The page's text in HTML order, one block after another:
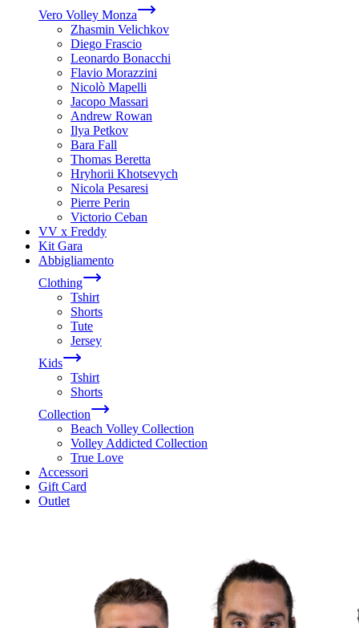
Vero Volley Monza
Zhasmin Velichkov
Diego Frascio
Leonardo Bonacchi
Flavio Morazzini
Nicolò Mapelli
Jacopo Massari
Andrew Rowan
Ilya Petkov
Bara Fall
Thomas Beretta
Hryhorii Khotsevych
Nicola Pesaresi
Pierre Perin
Victorio Ceban
VV x Freddy
Kit Gara
Abbigliamento
Clothing
Tshirt
Shorts
Tute
Jersey
Kids
Tshirt
Shorts
Collection
Beach Volley Collection
Volley Addicted Collection
True Love
Accessori
Gift Card
Outlet